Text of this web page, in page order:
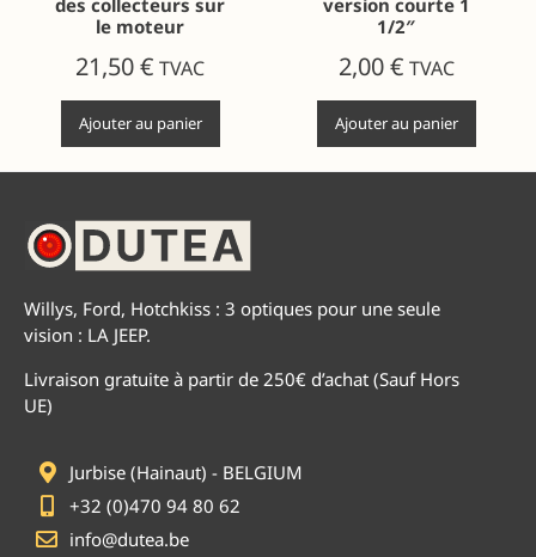
des collecteurs sur
le moteur
21,50€ TVAC
Ajouter au panier
version courte 1
1/2″
2,00€ TVAC
Ajouter au panier
Willys, Ford, Hotchkiss : 3 optiques pour une seule
vision : LA JEEP.
Livraison gratuite à partir de 250€ d’achat (Sauf Hors
UE)
Jurbise (Hainaut) - BELGIUM
+32 (0)470 94 80 62
info@dutea.be